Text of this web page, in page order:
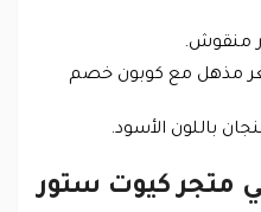
منقوش.
مذهل مع كوبون خصم
باللون الأسود.
متجر كيوت ستور